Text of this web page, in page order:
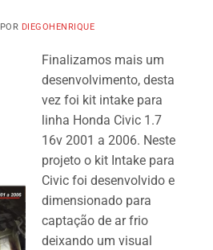
POR DIEGOHENRIQUE
Finalizamos mais um
desenvolvimento, desta
vez foi kit intake para
linha Honda Civic 1.7
16v 2001 a 2006. Neste
projeto o kit Intake para
Civic foi desenvolvido e
dimensionado para
captação de ar frio
deixando um visual